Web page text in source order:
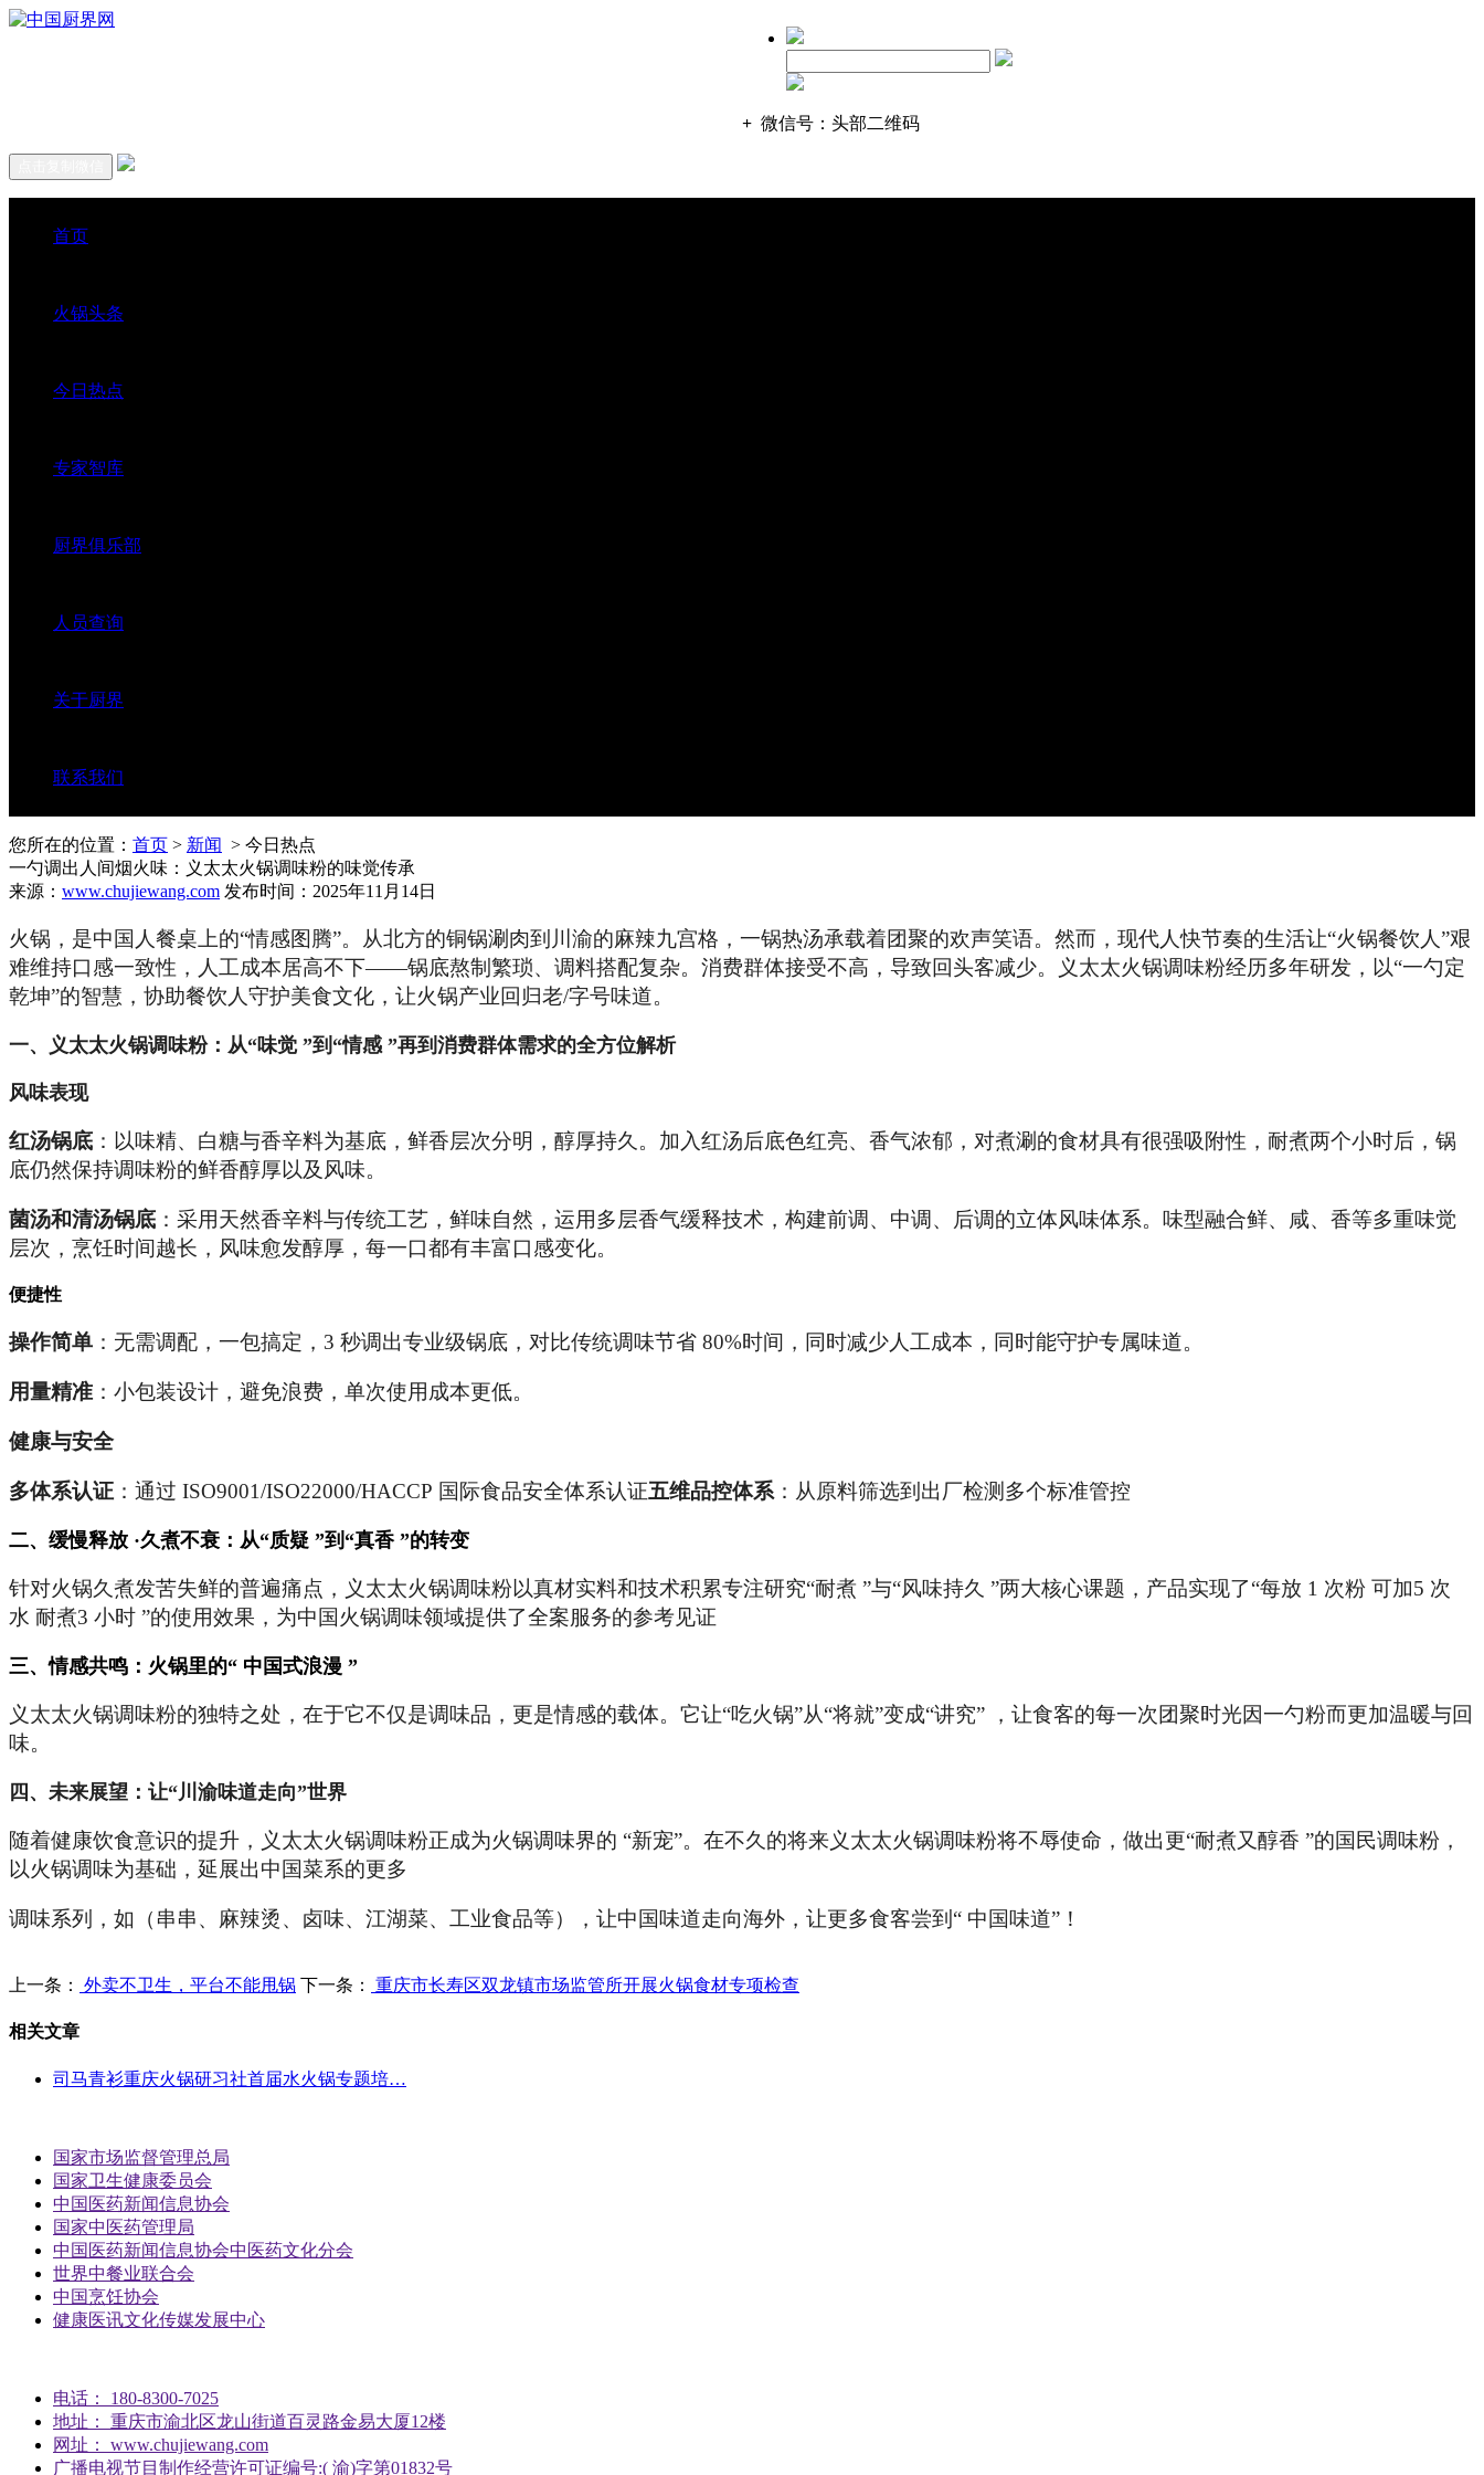
+ 微信号： 头部二维码
首页
火锅头条
今日热点
专家智库
厨界俱乐部
人员查询
关于厨界
联系我们
您所在的位置： 首页 > 新闻 > 今日热点
一勺调出人间烟火味：义太太火锅调味粉的味觉传承
来源： www.chujiewang.com 发布时间：2025年11月14日
火锅，是中国人餐桌上的“情感图腾”。从北方的铜锅涮肉到川渝的麻辣九宫格，一锅热汤承载着团聚的欢声笑语。然而，现代人快节奏的生活让“火锅餐饮人”艰
难维持口感一致性，人工成本居高不下——锅底熬制繁琐、调料搭配复杂。消费群体接受不高，导致回头客减少。义太太火锅调味粉经历多年研发，以“一勺定
乾坤”的智慧，协助餐饮人守护美食文化，让火锅产业回归老/字号味道。
一、 义太太火锅调味粉：从“味觉 ”到“情感 ”再到消费群体需求的全方位解析
风味表现
红汤锅底 ：以味精、白糖与香辛料为基底，鲜香层次分明，醇厚持久。加入红汤后底色红亮、香气浓郁，对煮涮的食材具有很强吸附性，耐煮两个小时后，锅
底仍然保持调味粉的鲜香醇厚以及风味。
菌汤和清汤锅底 ：采用天然香辛料与传统工艺，鲜味自然，运用多层香气缓释技术，构建前调、中调、后调的立体风味体系。味型融合鲜、咸、香等多重味觉
层次，烹饪时间越长，风味愈发醇厚，每一口都有丰富口感变化。
便捷性
操作简单 ：无需调配，一包搞定，3 秒调出专业级锅底，对比传统调味节省 80%时间，同时减少人工成本，同时能守护专属味道。
用量精准 ：小包装设计，避免浪费，单次使用成本更低。
健康与安全
多体系认证 ：通过 ISO9001/ISO22000/HACCP 国际食品安全体系认证五维品控体系 ：从原料筛选到出厂检测多个标准管控
二、缓慢释放 ·久煮不衰 ： 从“质疑 ”到“真香 ”的转变
针对火锅久煮发苦失鲜的普遍痛点，义太太火锅调味粉以真材实料和技术积累专注研究“耐煮 ”与“风味持久 ”两大核心课题，产品实现了“每放 1 次粉 可加5 次
水 耐煮3 小时 ”的使用效果，为中国火锅调味领域提供了全案服务的参考见证
三、情感共鸣：火锅里的“ 中 国式浪漫 ”
义太太火锅调味粉的独特之处，在于它不仅是调味品，更是情感的载体。它让“吃火锅”从“将就”变成“讲究” ，让食客的每一次团聚时光因一勺粉而更加温暖与回
味。
四、未来展望：让“川 渝味道走向”世界
随着健康饮食意识的提升，义太太火锅调味粉正成为火锅调味界的 “新宠”。在不久的将来义太太火锅调味粉将不辱使命，做出更“耐煮又醇香 ”的国民调味粉，
以火锅调味为基础，延展出中国菜系的更多
调味系列，如（串串、麻辣烫、卤味、江湖菜、工业食品等），让中国味道走向海外，让更多食客尝到“ 中国味道”！
上一条： 外卖不卫生，平台不能甩锅 下一条： 重庆市长寿区双龙镇市场监管所开展火锅食材专项检查
相关文章
司马青衫重庆火锅研习社首届水火锅专题培…
国家市场监督管理总局
国家卫生健康委员会
中国医药新闻信息协会
国家中医药管理局
中国医药新闻信息协会中医药文化分会
世界中餐业联合会
中国烹饪协会
健康医讯文化传媒发展中心
电话： 180-8300-7025
地址： 重庆市渝北区龙山街道百灵路金易大厦12楼
网址： www.chujiewang.com
广播电视节目制作经营许可证编号:( 渝)字第01832号